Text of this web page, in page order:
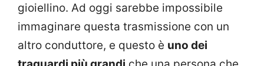
gioiellino. Ad oggi sarebbe impossibile
immaginare questa trasmissione con un
altro conduttore, e questo è uno dei